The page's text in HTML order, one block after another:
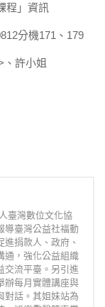
程」資訊
分機171、179
、許小姐
臺灣數位文化協
導臺灣公益社福動
捐款人、政府、
通，強化公益組織
交流平臺。另引進
辦每月實體講座與
對話。其姐妹站為